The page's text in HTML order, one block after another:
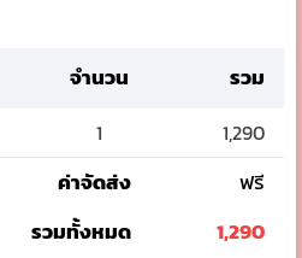
จำนวน รวม
1 1,290
ค่าจัดส่ง
ฟรี
รวมทั้งหมด
1,290